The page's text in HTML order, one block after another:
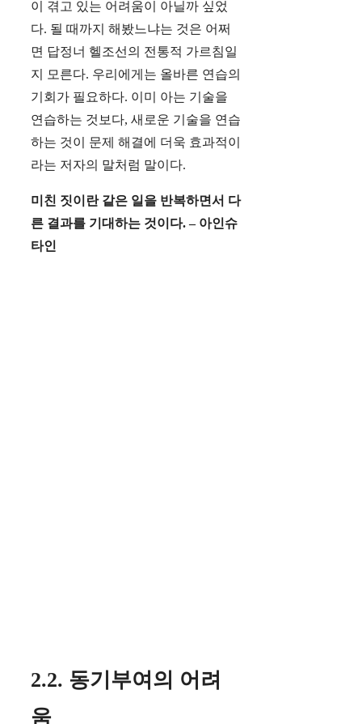
이 겪고 있는 어려움이 아닐까 싶었
다. 될 때까지 해봤느냐는 것은 어쩌
면 답정너 헬조선의 전통적 가르침일
지 모른다. 우리에게는 올바른 연습의
기회가 필요하다. 이미 아는 기술을
연습하는 것보다, 새로운 기술을 연습
하는 것이 문제 해결에 더욱 효과적이
라는 저자의 말처럼 말이다.
미친 짓이란 같은 일을 반복하면서 다
른 결과를 기대하는 것이다. – 아인슈
타인
2.2. 동기부여의 어려
움